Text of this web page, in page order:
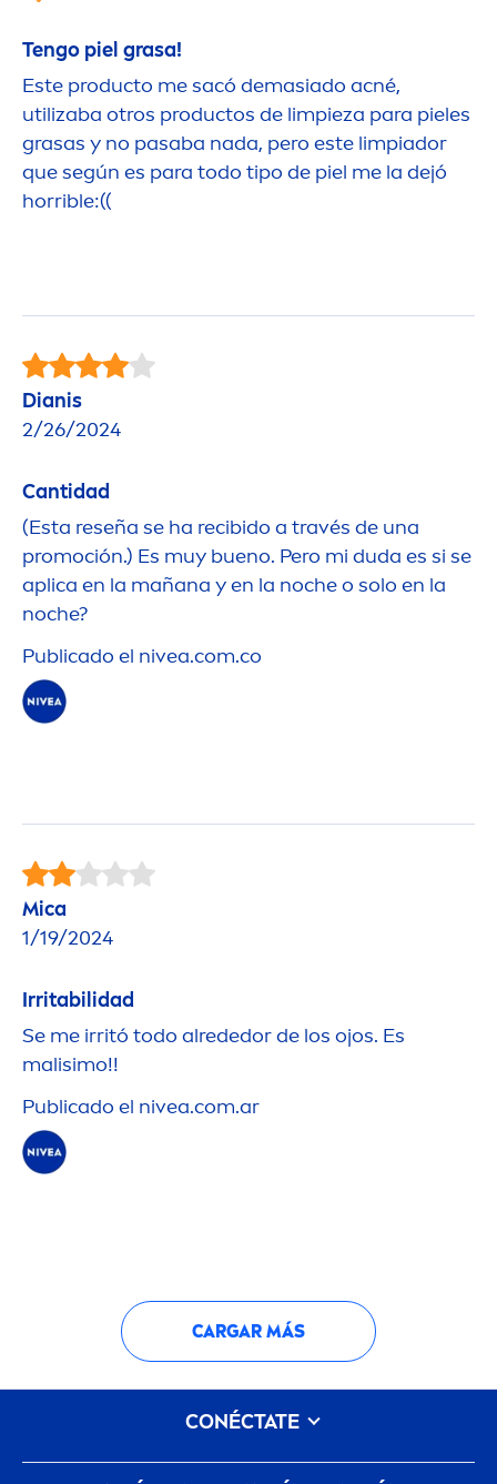
Tengo piel grasa!
Este producto me sacó demasiado acné,
utilizaba otros productos de limpieza para pieles
grasas y no pasaba nada, pero este limpiador
que según es para todo tipo de piel me la dejó
horrible:((
Dianis
2/26/2024
Cantidad
(Esta reseña se ha recibido a través de una
promoción.) Es muy bueno. Pero mi duda es si se
aplica en la mañana y en la noche o solo en la
noche?
Publicado el nivea.com.co
Mica
1/19/2024
Irritabilidad
Se me irritó todo alrededor de los ojos. Es
malisimo!!
Publicado el nivea.com.ar
CARGAR MÁS
CONÉCTATE